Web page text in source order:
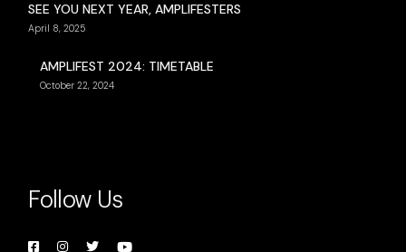
SEE YOU NEXT YEAR, AMPLIFESTERS
April 8, 2025
AMPLIFEST 2024: TIMETABLE
October 22, 2024
Follow Us